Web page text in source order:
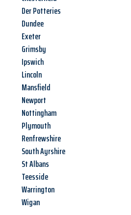
Der Potteries
Dundee
Exeter
Grimsby
Ipswich
Lincoln
Mansfield
Newport
Nottingham
Plymouth
Renfrewshire
South Ayrshire
St Albans
Teesside
Warrington
Wigan